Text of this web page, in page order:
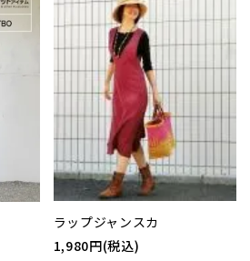
ラップジャンスカ
1,980円(税込)